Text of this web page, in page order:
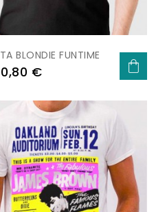
BLONDIE FUNTIME
€